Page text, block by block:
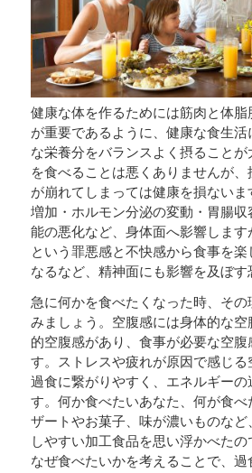
健康な体を作るためには筋肉と体脂
が重要であるように、健康な食生活
な栄養分をバランスよく摂ること
を食べることは悪くありませんが、
が崩れてしまっては健康を損ない
増加・ホルモン分泌の変動・胃腸
能の悪化など、身体面へ影響します
という罪悪感と不快感から食事を楽
なるなど、精神面にも影響を及ぼす
急に何かを食べたくなった時、その
みましょう。空腹感には身体的な空
的空腹感があり、食事が必要な空
す。ストレスや疲れが原因で感じ
過食に繋がりやすく、エネルギーの
す。何か食べたいあなた、何が食べ
ザートやお菓子、味が濃いものなど
しやすい加工食品を思い浮かべた
なぜ食べたいかを考えることで、